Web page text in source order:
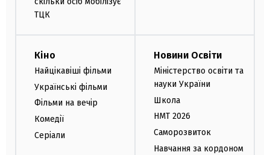
ТЦК
Кіно
Найцікавіші фільми
Українські фільми
Фільми на вечір
Комедії
Серіали
Новини Освіти
Міністерство освіти та
науки України
Школа
НМТ 2026
Саморозвиток
Навчання за кордоном